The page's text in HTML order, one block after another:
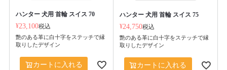
ハンター 犬用 首輪 スイス 70
¥23,100税込
艶のある革に白十字をステッチで縁
取りしたデザイン
カートに入れる
ハンター 犬用 首輪 スイス 75
¥24,750税込
艶のある革に白十字をステッチで縁
取りしたデザイン
カートに入れる